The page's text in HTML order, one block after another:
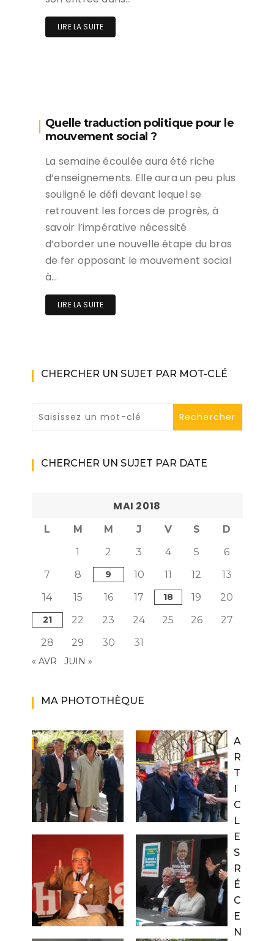
LIRE LA SUITE
Quelle traduction politique pour le
mouvement social ?
La semaine écoulée aura été riche
d’enseignements. Elle aura un peu plus
souligné le défi devant lequel se
retrouvent les forces de progrès, à
savoir l’impérative nécessité
d’aborder une nouvelle étape du bras
de fer opposant le mouvement social
à…
LIRE LA SUITE
CHERCHER UN SUJET PAR MOT-CLÉ
CHERCHER UN SUJET PAR DATE
MAI 2018
L M M J V S
D
1
2 3 4 5
6
7
8 9 10 11 12
13
14
15 16 17 18 19 20
21 22 23 24 25 26
27
28
29 30 31
« AVR JUIN »
MA PHOTOTHÈQUE
A
R
T
I
C
L
E
S
R
É
C
E
N